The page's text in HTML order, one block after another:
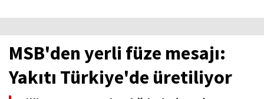
MSB'den yerli füze mesajı:
Yakıtı Türkiye'de üretiliyor